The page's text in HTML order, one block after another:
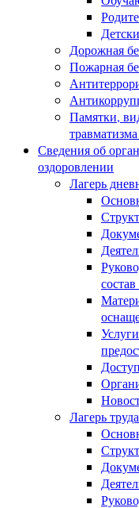
Дорожная
Пожарная
Памятки,
Сведения об
оздоровлении
Лагерь
Лагерь